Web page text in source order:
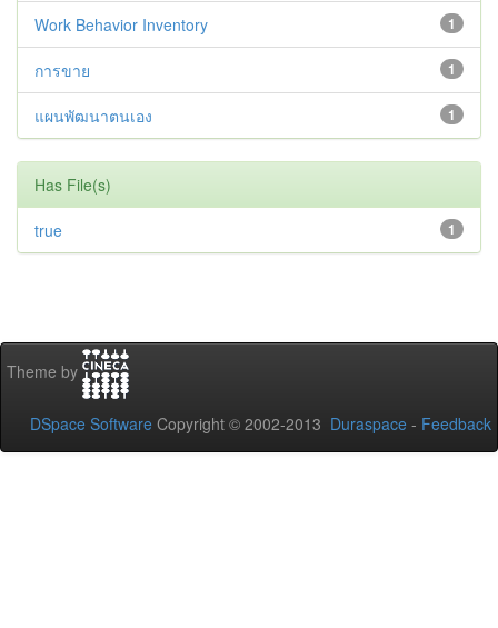
1
Work Behavior Inventory
1
การขาย
1
แผนพัฒนาตนเอง
Has File(s)
1
true
Theme by
DSpace Software Copyright © 2002-2013 Duraspace - Feedback